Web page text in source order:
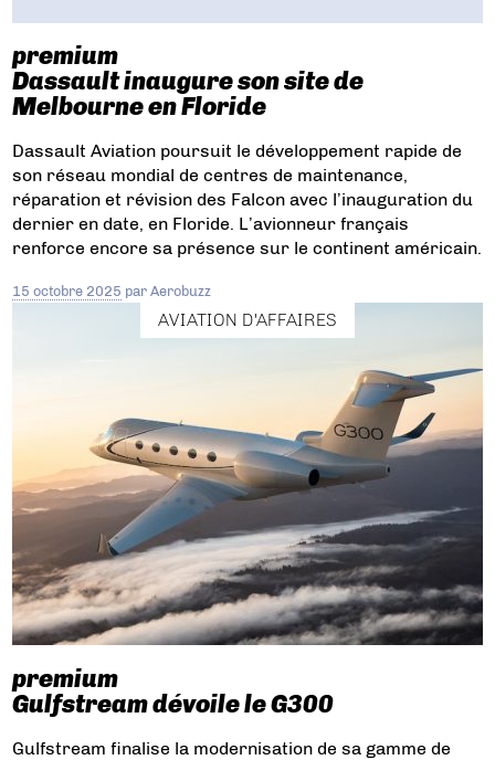
premium
Dassault inaugure son site de
Melbourne en Floride
Dassault Aviation poursuit le développement rapide de
son réseau mondial de centres de maintenance,
réparation et révision des Falcon avec l’inauguration du
dernier en date, en Floride. L’avionneur français
renforce encore sa présence sur le continent américain.
15 octobre 2025 parAerobuzz
AVIATION D'AFFAIRES
premium
Gulfstream dévoile le G300
Gulfstream finalise la modernisation de sa gamme de